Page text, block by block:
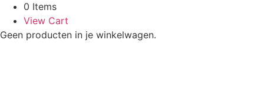
0 Items
View Cart
Geen producten in je winkelwagen.